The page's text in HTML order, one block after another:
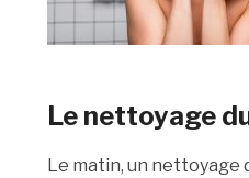
Le nettoyage
Le matin, un nettoyage